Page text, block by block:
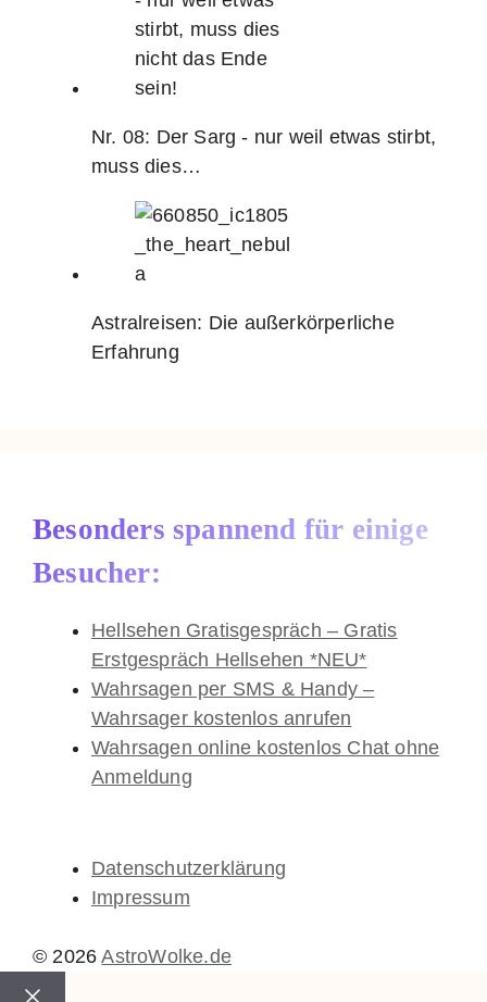
Nr. 08: Der Sarg - nur weil etwas stirbt,
muss dies…
Astralreisen: Die außerkörperliche
Erfahrung
Besonders spannend für einige
Besucher:
Hellsehen Gratisgespräch – Gratis
Erstgespräch Hellsehen *NEU*
Wahrsagen per SMS & Handy –
Wahrsager kostenlos anrufen
Wahrsagen online kostenlos Chat ohne
Anmeldung
Datenschutzerklärung
Impressum
© 2026AstroWolke.de